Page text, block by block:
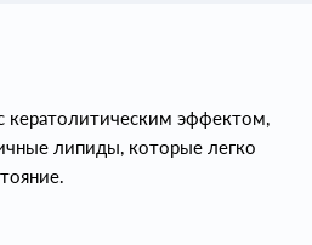
кератолитическим эффектом,
липиды, которые легко